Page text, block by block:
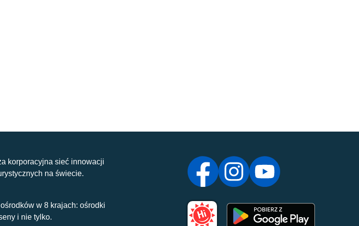
korporacyjna sieć innowacji
na świecie.
w 8 krajach: ośrodki
i nie tylko.